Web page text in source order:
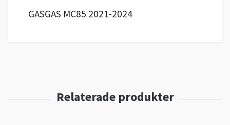
GASGAS MC85 2021-2024